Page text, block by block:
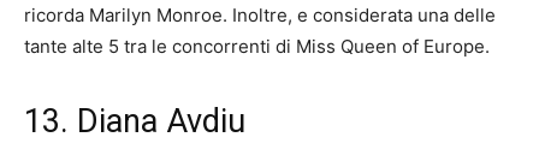
ricorda Marilyn Monroe. Inoltre, e considerata una delle
tante alte 5 tra le concorrenti di Miss Queen of Europe.
13. Diana Avdiu